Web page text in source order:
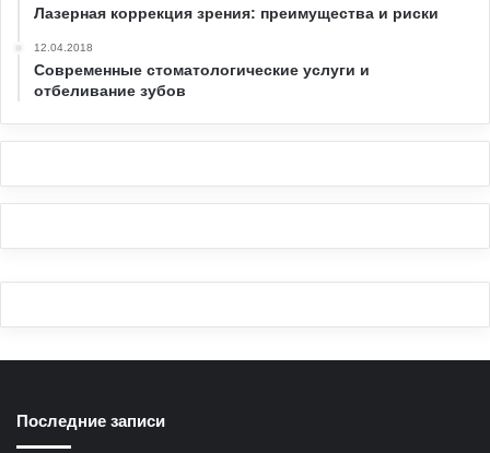
Лазерная коррекция зрения: преимущества и риски
12.04.2018
Современные стоматологические услуги и
отбеливание зубов
Последние записи